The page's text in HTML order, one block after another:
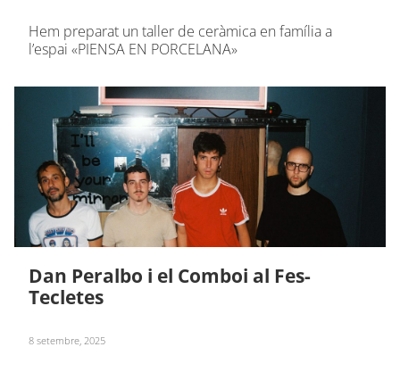
Hem preparat un taller de ceràmica en família a
l’espai «PIENSA EN PORCELANA»
Dan Peralbo i el Comboi al Fes-
Tecletes
8 setembre, 2025